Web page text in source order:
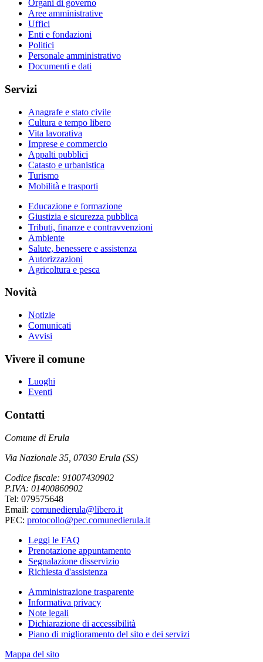
Organi di governo
Aree amministrative
Uffici
Enti e fondazioni
Politici
Personale amministrativo
Documenti e dati
Servizi
Anagrafe e stato civile
Cultura e tempo libero
Vita lavorativa
Imprese e commercio
Appalti pubblici
Catasto e urbanistica
Turismo
Mobilità e trasporti
Educazione e formazione
Giustizia e sicurezza pubblica
Tributi, finanze e contravvenzioni
Ambiente
Salute, benessere e assistenza
Autorizzazioni
Agricoltura e pesca
Novità
Notizie
Comunicati
Avvisi
Vivere il comune
Luoghi
Eventi
Contatti
Comune di Erula
Via Nazionale 35, 07030 Erula (SS)
Codice fiscale: 91007430902
P.IVA: 01400860902
Tel: 079575648
Email: comunedierula@libero.it
PEC: protocollo@pec.comunedierula.it
Leggi le FAQ
Prenotazione appuntamento
Segnalazione disservizio
Richiesta d'assistenza
Amministrazione trasparente
Informativa privacy
Note legali
Dichiarazione di accessibilità
Piano di miglioramento del sito e dei servizi
Mappa del sito